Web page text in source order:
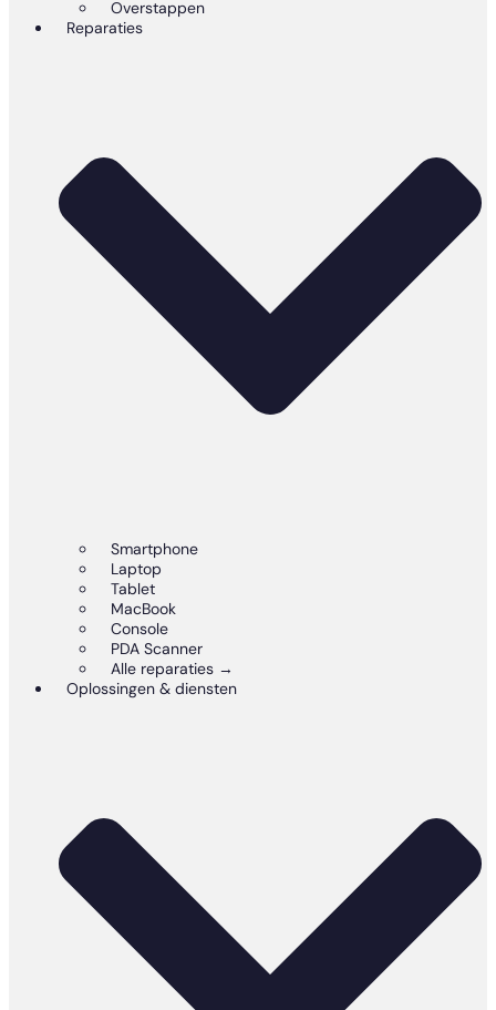
Overstappen
Reparaties
Smartphone
Laptop
Tablet
MacBook
Console
PDA Scanner
Alle reparaties →
Oplossingen & diensten